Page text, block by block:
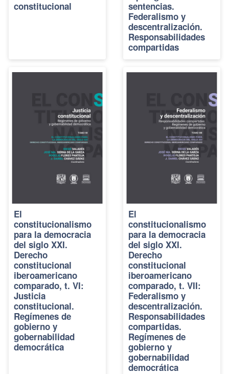
constitucional
sentencias.
Federalismo y
descentralización.
Responsabilidades
compartidas
El
constitucionalismo
para la democracia
del siglo XXI.
Derecho
constitucional
iberoamericano
comparado, t. VI:
Justicia
constitucional.
Regímenes de
gobierno y
gobernabilidad
democrática
El
constitucionalismo
para la democracia
del siglo XXI.
Derecho
constitucional
iberoamericano
comparado, t. VII:
Federalismo y
descentralización.
Responsabilidades
compartidas.
Regímenes de
gobierno y
gobernabilidad
democrática